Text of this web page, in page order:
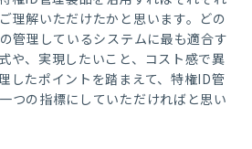
理解いただけたかと思います。どの
管理しているシステムに最も適合す
や、実現したいこと、コスト感で異
したポイントを踏まえて、特権ID管
つの指標にしていただければと思い